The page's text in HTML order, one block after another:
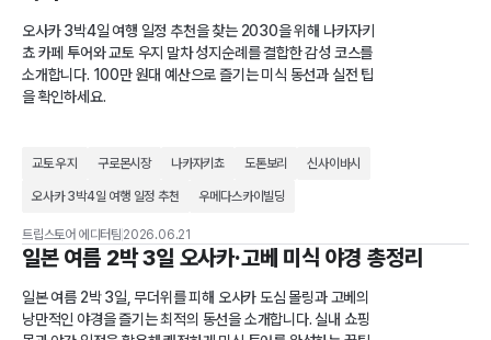
오사카 3박4일 여행 일정 추천을 찾는 2030을 위해 나카자키
쵸 카페 투어와 교토 우지 말차 성지순례를 결합한 감성 코스를
소개합니다. 100만 원대 예산으로 즐기는 미식 동선과 실전 팁
을 확인하세요.
교토 우지 구로몬시장 나카자키쵸 도톤보리 신사이바시
오사카 3박4일 여행 일정 추천 우메다스카이빌딩
트립스토어 에디터팀 2026.06.21
일본 여름 2박 3일 오사카·고베 미식 야경 총정리
일본 여름 2박 3일, 무더위를 피해 오사카 도심 몰링과 고베의
낭만적인 야경을 즐기는 최적의 동선을 소개합니다. 실내 쇼핑